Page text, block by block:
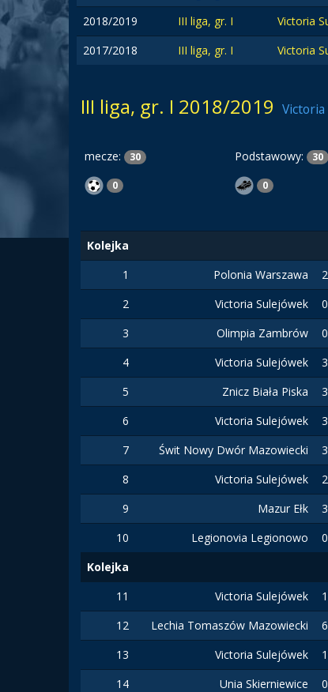
2018/2019
III liga, gr. I Victoria
2017/2018
III liga, gr. I Victoria
III liga, gr. I 2018/2019
mecze: 30 Podstawowy: 30
0 0
Kolejka
1
Polonia Warszawa
2
Victoria Sulejówek
3
Olimpia Zambrów
4
Victoria Sulejówek
5
Znicz Biała Piska
6
Victoria Sulejówek
7
Świt Nowy Dwór Mazowiecki
8
Victoria Sulejówek
9
Mazur Ełk
10
Legionovia Legionowo
Kolejka
11
Victoria Sulejówek
12
Lechia Tomaszów Mazowiecki
13
Victoria Sulejówek
14
Unia Skierniewice